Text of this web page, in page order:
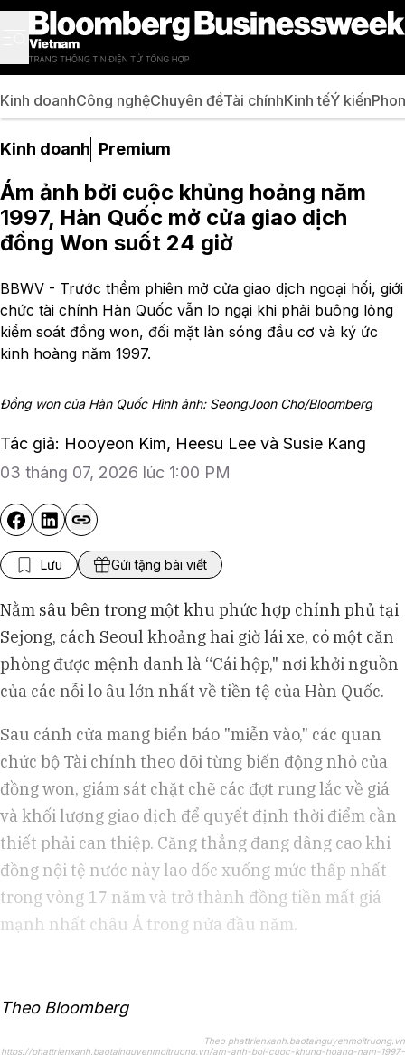
Kinh doanhCông nghệChuyên đềTài chínhKinh tếÝ kiến
Kinh doanh Premium
Ám ảnh bởi cuộc khủng hoảng năm
1997, Hàn Quốc mở cửa giao dịch
đồng Won suốt 24 giờ
BBWV - Trước thềm phiên mở cửa giao dịch ngoại hối, giới
chức tài chính Hàn Quốc vẫn lo ngại khi phải buông lỏng
kiểm soát đồng won, đối mặt làn sóng đầu cơ và ký ức
kinh hoàng năm 1997.
Đồng won của Hàn Quốc Hình ảnh: SeongJoon Cho/Bloomberg
Tác giả: Hooyeon Kim, Heesu Lee và Susie Kang
03 tháng 07, 2026 lúc 1:00 PM
Lưu Gửi tặng bài viết
Nằm sâu bên trong một khu phức hợp chính phủ tại
Sejong, cách Seoul khoảng hai giờ lái xe, có một căn
phòng được mệnh danh là “Cái hộp," nơi khởi nguồn
của các nỗi lo âu lớn nhất về tiền tệ của Hàn Quốc.
Sau cánh cửa mang biển báo "miễn vào," các quan
chức bộ Tài chính theo dõi từng biến động nhỏ của
đồng won, giám sát chặt chẽ các đợt rung lắc về giá
và khối lượng giao dịch để quyết định thời điểm cần
thiết phải can thiệp. Căng thẳng đang dâng cao khi
đồng nội tệ nước này lao dốc xuống mức thấp nhất
trong vòng 17 năm và trở thành đồng tiền mất giá
mạnh nhất châu Á trong nửa đầu năm.
Theo Bloomberg
Theo phattrienxanh.baotainguyenmoitruong.vn
https://phattrienxanh.baotainguyenmoitruong.vn/am-anh-boi-cuoc-khung-hoang-nam-1997-